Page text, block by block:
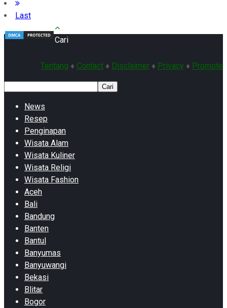
Last
Tentang ♦ Contact ♦ Disclaimer ♦ Privacy ♦ Promote
Cari
Cari
News
Resep
Penginapan
Wisata Alam
Wisata Kuliner
Wisata Religi
Wisata Fashion
Aceh
Bali
Bandung
Banten
Bantul
Banyumas
Banyuwangi
Bekasi
Blitar
Bogor